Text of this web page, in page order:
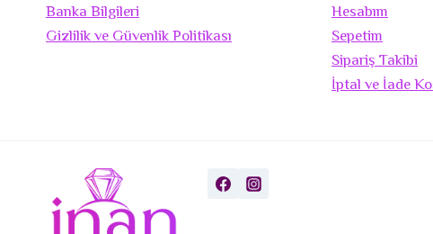
Banka Bilgileri
Gizlilik ve Güvenlik Politikası
Hesabım
Sepetim
Sipariş Takibi
İptal ve İade